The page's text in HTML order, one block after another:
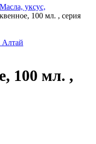
Масла, уксус,
100 мл. , серия
100 мл. ,